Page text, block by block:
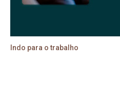
Indo para o trabalho